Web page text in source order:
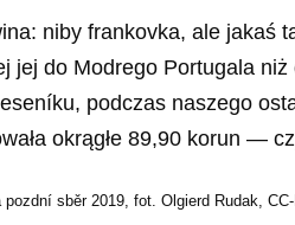
niby frankovka, ale jakaś
jej do Modrego Portugala
podczas naszego
okrągłe 89,90 korun —
sběr 2019, fot. Olgierd Rudak,